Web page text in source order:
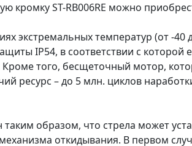
кромку ST-RB006RE можно
экстремальных температур (от -40
IP54, в соответствии с которой
того, бесщеточный мотор,
ресурс – до 5 млн. циклов
образом, что стрела может
откидывания. В первом